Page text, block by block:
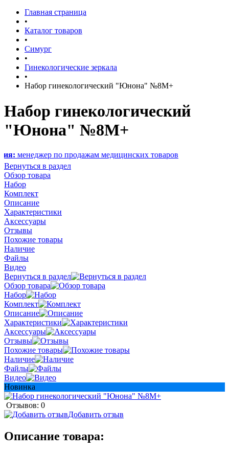
Главная страница
•
Каталог товаров
•
Симург
•
Гинекологические зеркала
•
Набор гинекологический "Юнона" №8M+
Набор гинекологический
"Юнона" №8M+
по продажам медицинских товаров
Вернуться в раздел
Обзор товара
Набор
Комплект
Описание
Характеристики
Аксессуары
Отзывы
Похожие товары
Наличие
Файлы
Видео
Вернуться в раздел
Обзор товара
Набор
Комплект
Описание
Характеристики
Аксессуары
Отзывы
Похожие товары
Наличие
Файлы
Видео
Новинка
Отзывов: 0
Добавить отзыв
Описание товара: